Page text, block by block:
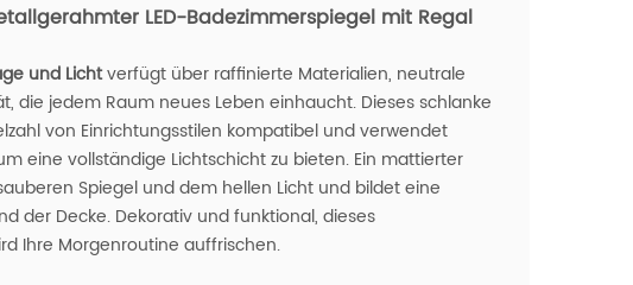
LED-Badezimmerspiegel mit Regal
und Lichtverfügt über raffinierte Materialien, neutrale
die jedem Raum neues Leben einhaucht. Dieses schlanke
von Einrichtungsstilen kompatibel und verwendet
eine vollständige Lichtschicht zu bieten. Ein mattierter
Spiegel und dem hellen Licht und bildet eine
der Decke. Dekorativ und funktional, dieses
Ihre Morgenroutine auffrischen.